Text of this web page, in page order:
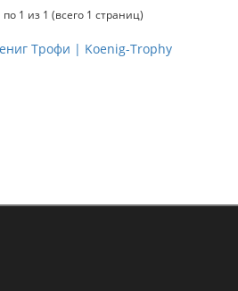
1 из 1 (всего 1 страниц)